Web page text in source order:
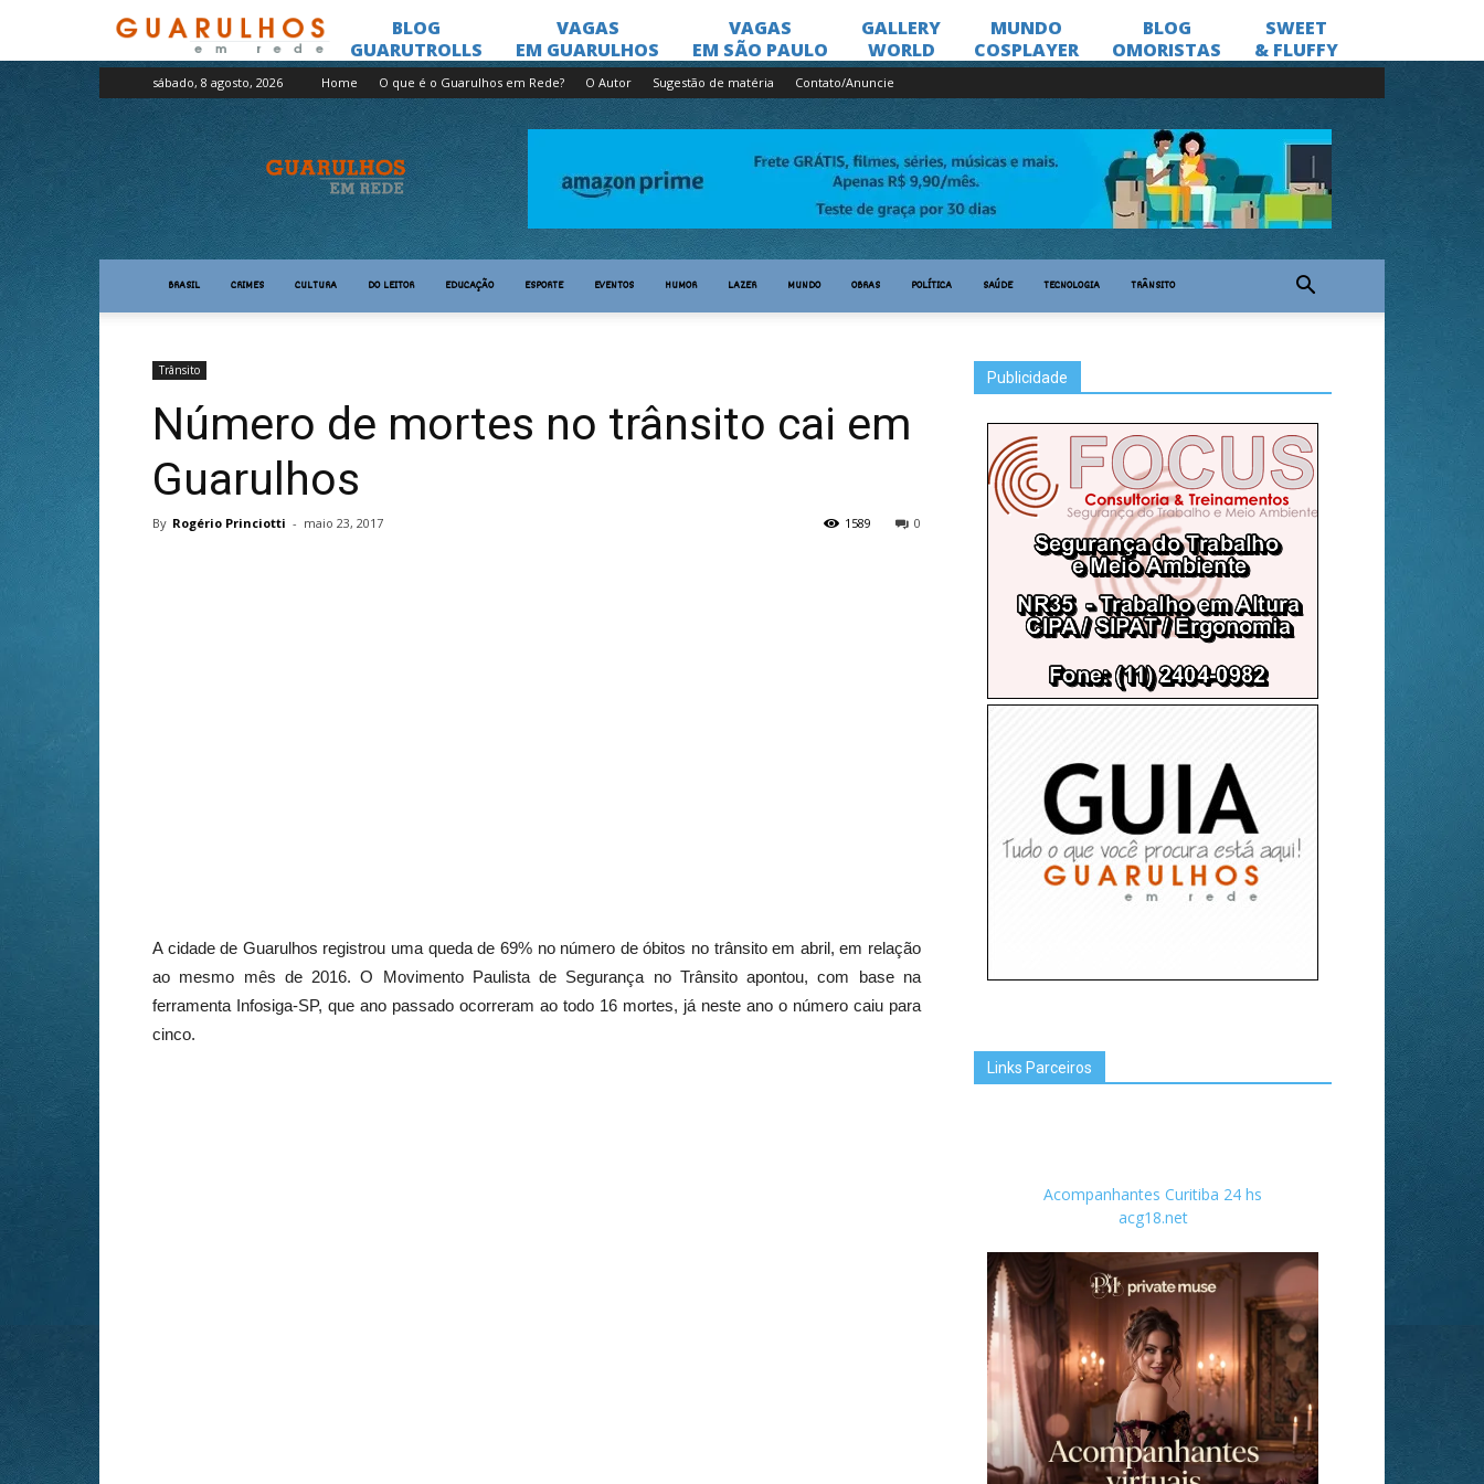
sábado, 8 agosto, 2026 Home O que é o Guarulhos em Rede? O Autor Sugestão de matéria Contato/Anuncie
Guarulhos
em
Rede
BRASIL CRIMES CULTURA DO LEITOR EDUCAÇÃO ESPORTE EVENTOS HUMOR LAZER MUNDO OBRAS POLÍTICA SAÚDE TECNOLOGIA TRÂNSITO
Trânsito
Número de mortes no trânsito cai em
Guarulhos
By Rogério Princiotti - maio 23, 2017 0
1589
A cidade de Guarulhos registrou uma queda de 69% no número de óbitos no trânsito em abril, em relação
ao mesmo mês de 2016. O Movimento Paulista de Segurança no Trânsito apontou, com base na
ferramenta Infosiga-SP, que ano passado ocorreram ao todo 16 mortes, já neste ano o número caiu para
cinco.
Publicidade
Links Parceiros
Acompanhantes Curitiba 24 hs
acg18.net